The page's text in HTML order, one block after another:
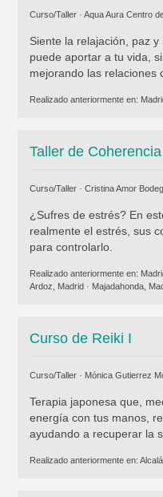
Curso/Taller · Aqua Aura Centro
Siente la relajación, paz
puede aportar a tu vida,
mejorando las relaciones
Realizado anteriormente en:
Taller de
Curso/Taller · Cristina Amor
¿Sufres de estrés? En
realmente el estrés, sus
para controlarlo.
Realizado anteriormente en:
Ardoz, Madrid· Majadahonda,
Curso de Reiki I
Curso/Taller · Mónica Gutierrez
Terapia japonesa que,
energía con tus manos,
ayudando a recuperar la
Realizado anteriormente en: